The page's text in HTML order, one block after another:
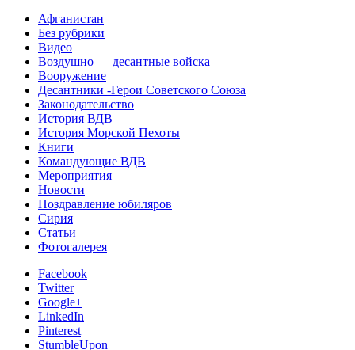
Афганистан
Без рубрики
Видео
Воздушно — десантные войска
Вооружение
Десантники -Герои Советского Союза
Законодательство
История ВДВ
История Морской Пехоты
Книги
Командующие ВДВ
Мероприятия
Новости
Поздравление юбиляров
Сирия
Статьи
Фотогалерея
Facebook
Twitter
Google+
LinkedIn
Pinterest
StumbleUpon